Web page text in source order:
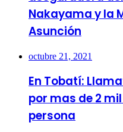
Nakayama y la
Asunción
octubre 21, 2021
En Tobatí:
por mas de 2
persona